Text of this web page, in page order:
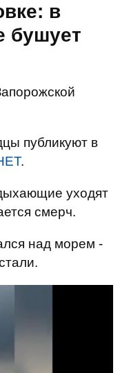
в
бушует
публикуют в
.
уходят
смерч.
над морем -